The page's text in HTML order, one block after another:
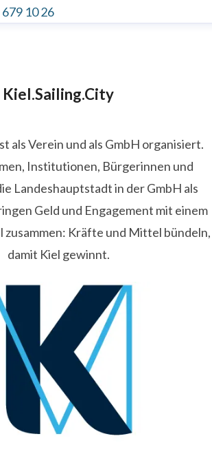
10 26
Kiel.Sailing.City
als Verein und als GmbH organisiert.
Institutionen, Bürgerinnen und
Landeshauptstadt in der GmbH als
Geld und Engagement mit einem
zusammen: Kräfte und Mittel bündeln,
damit Kiel gewinnt.